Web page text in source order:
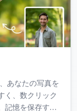
おり、学習コス
、個人ブランディ
いているの
あなたの写真を
く、数クリック
記憶を保存する